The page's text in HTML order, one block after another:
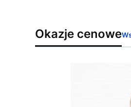
Okazje cenowe